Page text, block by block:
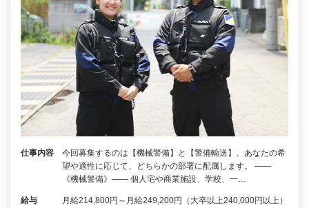
仕事内容
今回募集するのは【機械警備】と【警備輸送】。あなたの希
望や適性に応じて、どちらかの部署に配属します。 ――
《機械警備》―― 個人宅や商業施設、学校、一…
給与
月給214,800円～月給249,200円（大卒以上240,000円以上）